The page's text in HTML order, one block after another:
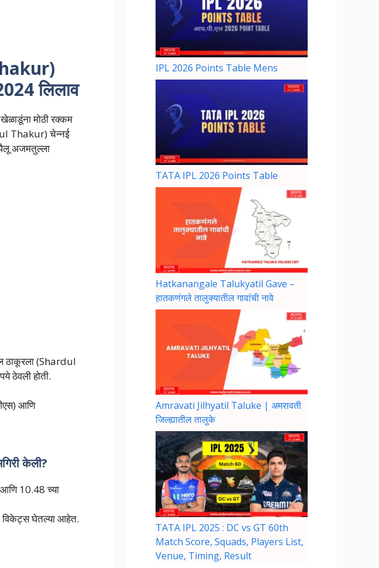
लिलाव
मोठी रक्कम
Thakur) चेन्नई
अजमतुल्ला
ठाकूरला (Shardul
ठेवली होती.
आणि
केली?
10.48 च्या
विकेट्स घेतल्या आहेत.
IPL 2026 Points Table Mens
TATA IPL 2026 Points Table
Hatkanangale Talukyatil Gave –
हातकणंगले तालुक्यातील गावांची नावे
Amravati Jilhyatil Taluke | अमरावती
जिल्ह्यातील तालुके
TATA IPL 2025 : DC vs GT 60th
Match Score, Squads, Players List,
Venue, Timing, Result